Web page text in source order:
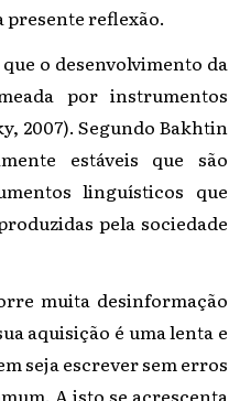
presente reflexão.
o desenvolvimento da
por instrumentos
2007). Segundo Bakhtin
estáveis que são
linguísticos que
pela sociedade
muita desinformação
aquisição é uma lenta e
seja escrever sem erros
A isto se acrescenta